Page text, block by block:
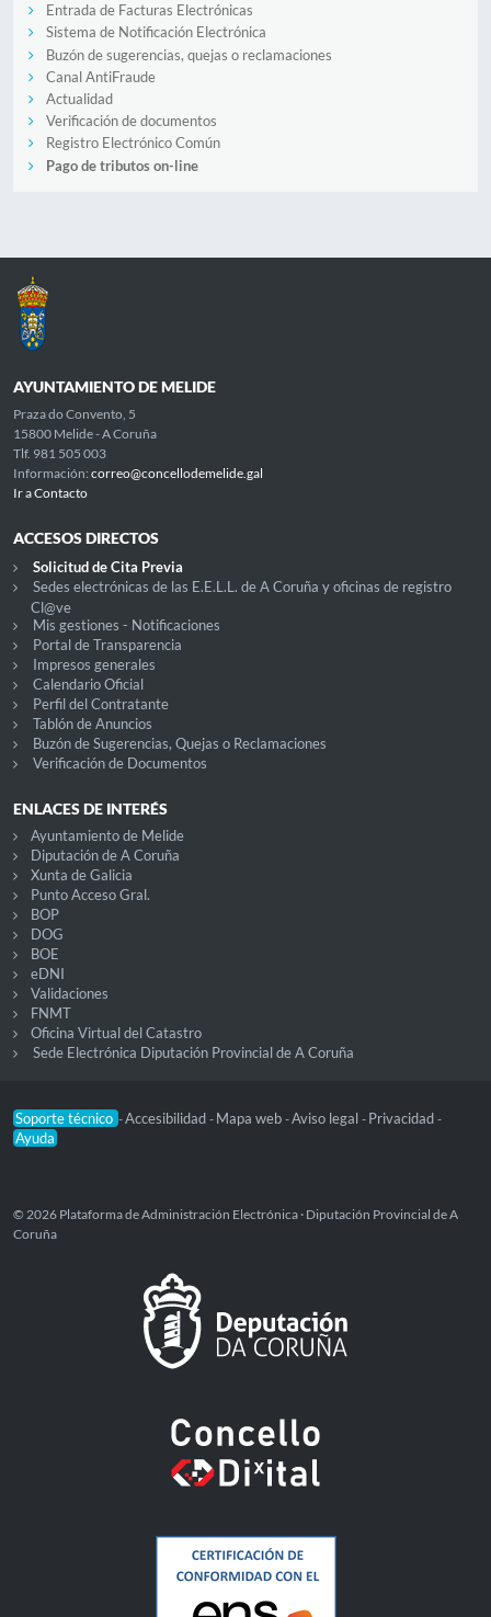
Entrada de Facturas Electrónicas
Sistema de Notificación Electrónica
Buzón de sugerencias, quejas o reclamaciones
Canal AntiFraude
Actualidad
Verificación de documentos
Registro Electrónico Común
Pago de tributos on-line
AYUNTAMIENTO DE MELIDE
Praza do Convento, 5
15800 Melide - A Coruña
Tlf. 981 505 003
Información: correo@concellodemelide.gal
Ir a Contacto
ACCESOS DIRECTOS
Solicitud de Cita Previa
Sedes electrónicas de las E.E.L.L. de A Coruña y oficinas de registro
Cl@ve
Mis gestiones - Notificaciones
Portal de Transparencia
Impresos generales
Calendario Oficial
Perfil del Contratante
Tablón de Anuncios
Buzón de Sugerencias, Quejas o Reclamaciones
Verificación de Documentos
ENLACES DE INTERÉS
Ayuntamiento de Melide
Diputación de A Coruña
Xunta de Galicia
Punto Acceso Gral.
BOP
DOG
BOE
eDNI
Validaciones
FNMT
Oficina Virtual del Catastro
Sede Electrónica Diputación Provincial de A Coruña
Soporte técnico -Accesibilidad - Mapa web -Aviso legal - Privacidad -
Ayuda
© 2026 Plataforma de Administración Electrónica · Diputación Provincial de A
Coruña